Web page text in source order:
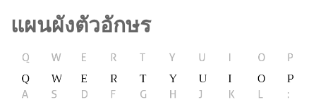
แผนผังตัวอักษร